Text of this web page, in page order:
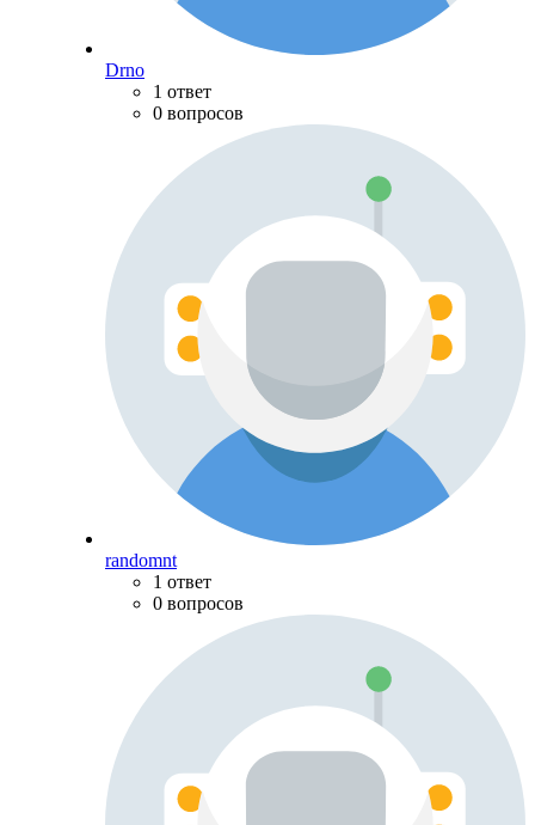
Drno
1 ответ
0 вопросов
randomnt
1 ответ
0 вопросов